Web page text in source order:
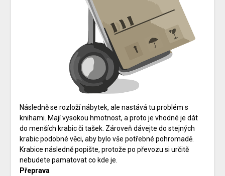
Následně se rozloží nábytek, ale nastává tu problém s
knihami. Mají vysokou hmotnost, a proto je vhodné je dát
do menších krabic či tašek. Zároveň dávejte do stejných
krabic podobné věci, aby bylo vše potřebné pohromadě.
Krabice následně popište, protože po převozu si určitě
nebudete pamatovat co kde je.
Přeprava